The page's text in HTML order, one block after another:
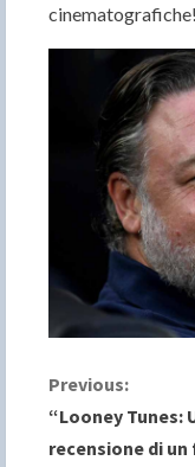
cinematografiche!
C
o
Previous:
“Looney Tunes:
recensione di